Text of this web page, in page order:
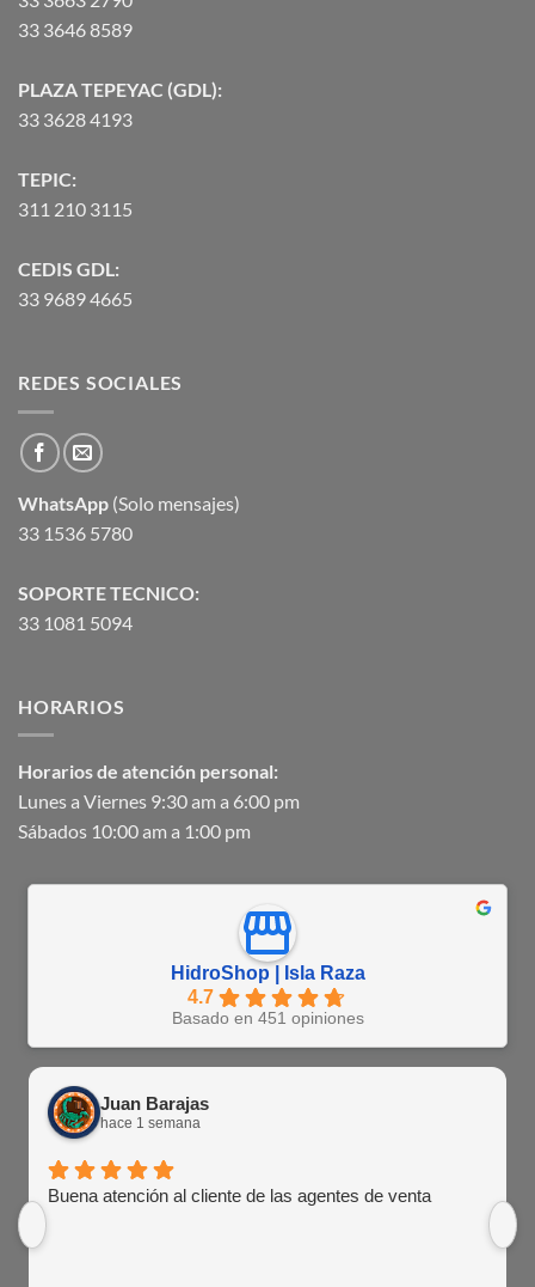
33 3646 8589
PLAZA TEPEYAC (GDL):
33 3628 4193
TEPIC:
311 210 3115
CEDIS GDL:
33 9689 4665
REDES SOCIALES
WhatsApp (Solo mensajes)
33 1536 5780
SOPORTE TECNICO:
33 1081 5094
HORARIOS
Horarios de atención personal:
Lunes a Viernes 9:30 am a 6:00 pm
Sábados 10:00 am a 1:00 pm
HidroShop | Isla Raza
4.7
Basado en 451 opiniones
Juan Barajas
hace 1 semana
Buena atención al cliente de las agentes de venta